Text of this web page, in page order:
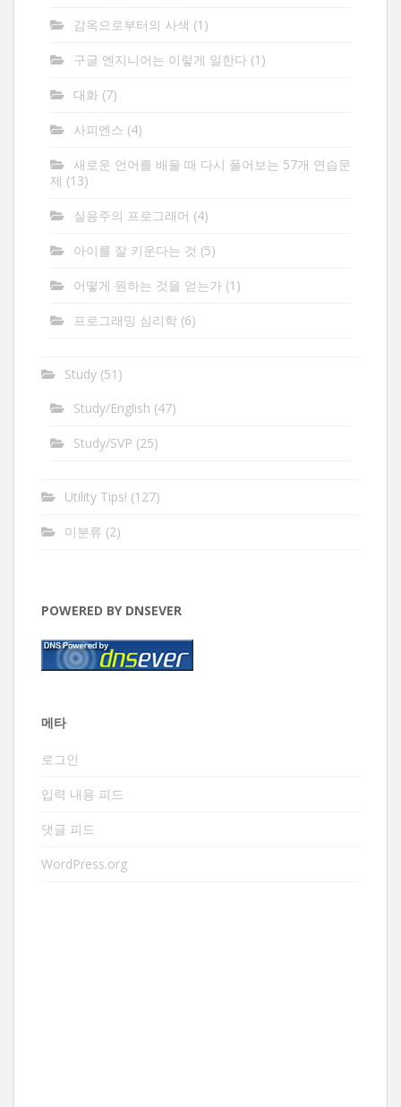
감옥으로부터의 사색 (1)
구글 엔지니어는 이렇게 일한다 (1)
대화 (7)
사피엔스 (4)
새로운 언어를 배울 때 다시 풀어보는 57개 연습문
제 (13)
실용주의 프로그래머 (4)
아이를 잘 키운다는 것 (5)
어떻게 원하는 것을 얻는가 (1)
프로그래밍 심리학 (6)
Study (51)
Study/English (47)
Study/SVP (25)
Utility Tips! (127)
미분류 (2)
POWERED BY DNSEVER
메타
로그인
입력 내용 피드
댓글 피드
WordPress.org